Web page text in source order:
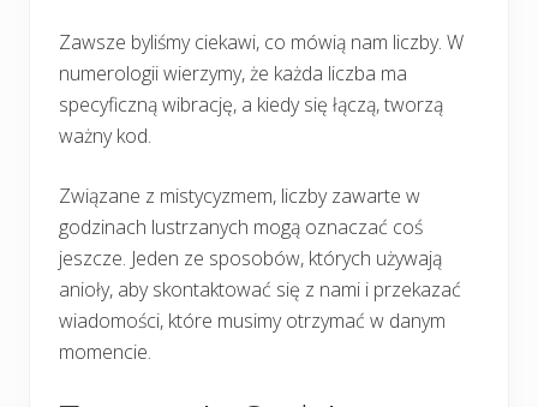
Zawsze byliśmy ciekawi, co mówią nam liczby. W
numerologii wierzymy, że każda liczba ma
specyficzną wibrację, a kiedy się łączą, tworzą
ważny kod.
Związane z mistycyzmem, liczby zawarte w
godzinach lustrzanych mogą oznaczać coś
jeszcze. Jeden ze sposobów, których używają
anioły, aby skontaktować się z nami i przekazać
wiadomości, które musimy otrzymać w danym
momencie.